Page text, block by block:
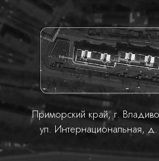
О ПРОЕКТЕ
Полная реконструкция.
Мы перепланировали помещение, провели
капитальный ремонт, заменили инженерные сети.
Также был возведен новый коридор-галерея и
пристройка, обновлен фасад здания.